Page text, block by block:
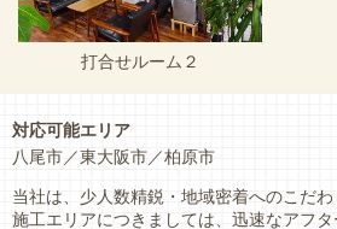
打合せルーム２
対応可能エリア
八尾市
東大阪市
柏原市
当社は、少人数精鋭・地域密着へのこだわ
施工エリアにつきましては、迅速なアフ